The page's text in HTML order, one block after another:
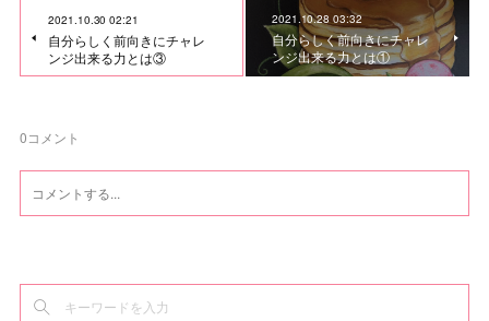
2021.10.30 02:21
自分らしく前向きにチャレ
ンジ出来る力とは③
2021.10.28 03:32
自分らしく前向きにチャレ
ンジ出来る力とは①
0コメント